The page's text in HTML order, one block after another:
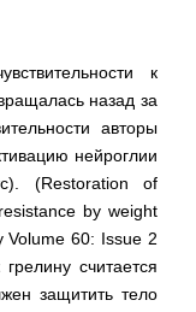
к
назад за
авторы
нейроглии
(Restoration of
by weight
Volume 60: Issue 2
считается
защитить тело